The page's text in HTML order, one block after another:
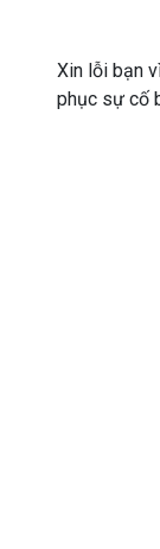
Xin lỗi bạn
phục sự cố